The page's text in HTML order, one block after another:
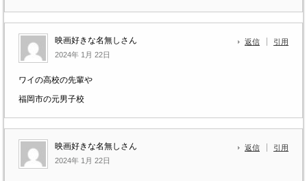
映画好きな名無しさん
2024年 1月 22日
返信 引用
ワイの高校の先輩や
福岡市の元男子校
映画好きな名無しさん
2024年 1月 22日
返信 引用